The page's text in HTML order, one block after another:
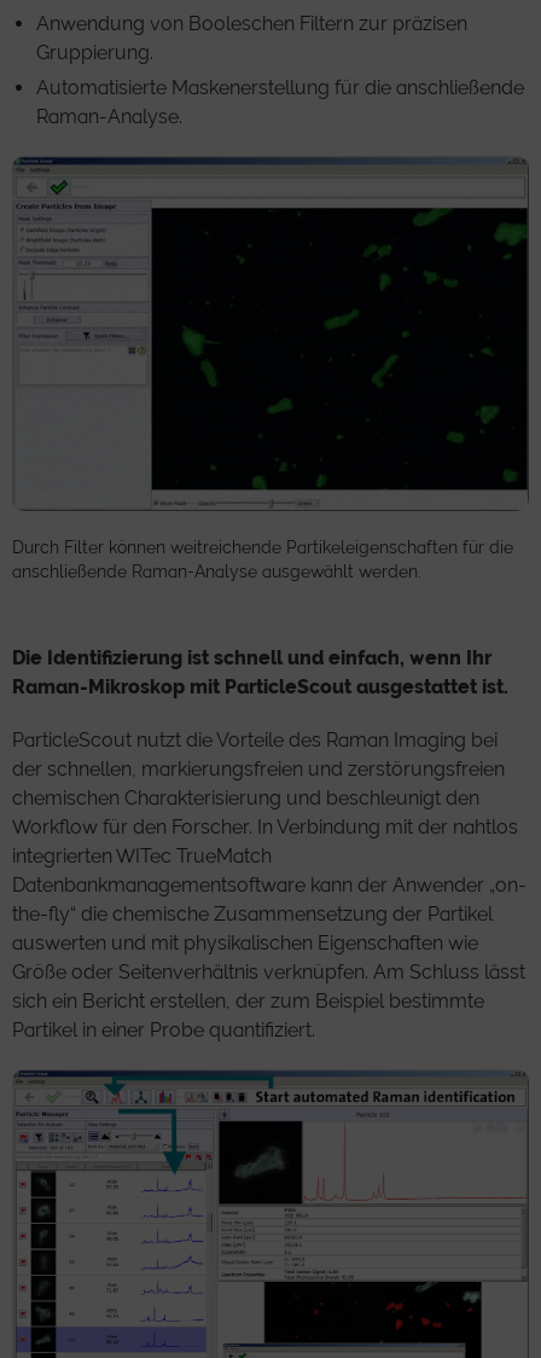
Anwendung von Booleschen Filtern zur präzisen
Gruppierung.
Automatisierte Maskenerstellung für die anschließende
Raman-Analyse.
Durch Filter können weitreichende Partikeleigenschaften für die
anschließende Raman-Analyse ausgewählt werden.
Die Identifizierung ist schnell und einfach, wenn Ihr
Raman-Mikroskop mit ParticleScout ausgestattet ist.
ParticleScout nutzt die Vorteile des Raman Imaging bei
der schnellen, markierungsfreien und zerstörungsfreien
chemischen Charakterisierung und beschleunigt den
Workflow für den Forscher. In Verbindung mit der nahtlos
integrierten WITec TrueMatch
Datenbankmanagementsoftware kann der Anwender „on-
the-fly“ die chemische Zusammensetzung der Partikel
auswerten und mit physikalischen Eigenschaften wie
Größe oder Seitenverhältnis verknüpfen. Am Schluss lässt
sich ein Bericht erstellen, der zum Beispiel bestimmte
Partikel in einer Probe quantifiziert.